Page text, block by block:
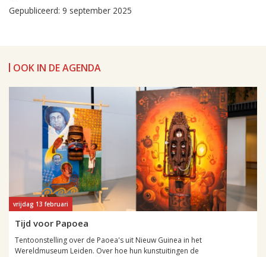
Gepubliceerd: 9 september 2025
OOK IN DE AGENDA
vrijdag 13 februari
Tijd voor Papoea
Tentoonstelling over de Paoea's uit Nieuw Guinea in het
Wereldmuseum Leiden. Over hoe hun kunstuitingen de